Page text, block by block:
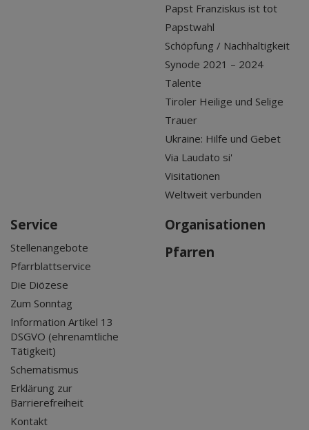
Papst Franziskus ist tot
Papstwahl
Schöpfung / Nachhaltigkeit
Synode 2021 – 2024
Talente
Tiroler Heilige und Selige
Trauer
Ukraine: Hilfe und Gebet
Via Laudato si'
Visitationen
Weltweit verbunden
Service
Stellenangebote
Pfarrblattservice
Die Diözese
Zum Sonntag
Information Artikel 13
DSGVO (ehrenamtliche
Tätigkeit)
Schematismus
Erklärung zur
Barrierefreiheit
Kontakt
Organisationen
Pfarren